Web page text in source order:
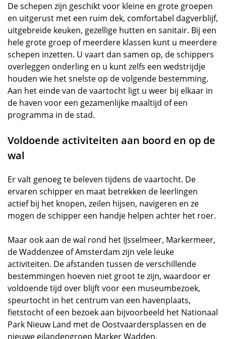
De schepen zijn geschikt voor kleine en grote groepen
en uitgerust met een ruim dek, comfortabel dagverblijf,
uitgebreide keuken, gezellige hutten en sanitair. Bij een
hele grote groep of meerdere klassen kunt u meerdere
schepen inzetten. U vaart dan samen op, de schippers
overleggen onderling en u kunt zelfs een wedstrijdje
houden wie het snelste op de volgende bestemming.
Aan het einde van de vaartocht ligt u weer bij elkaar in
de haven voor een gezamenlijke maaltijd of een
programma in de stad.
Voldoende activiteiten aan boord en op de
wal
Er valt genoeg te beleven tijdens de vaartocht. De
ervaren schipper en maat betrekken de leerlingen
actief bij het knopen, zeilen hijsen, navigeren en ze
mogen de schipper een handje helpen achter het roer.
Maar ook aan de wal rond het IJsselmeer, Markermeer,
de Waddenzee of Amsterdam zijn vele leuke
activiteiten. De afstanden tussen de verschillende
bestemmingen hoeven niet groot te zijn, waardoor er
voldoende tijd over blijft voor een museumbezoek,
speurtocht in het centrum van een havenplaats,
fietstocht of een bezoek aan bijvoorbeeld het Nationaal
Park Nieuw Land met de Oostvaardersplassen en de
nieuwe eilandengroep Marker Wadden.